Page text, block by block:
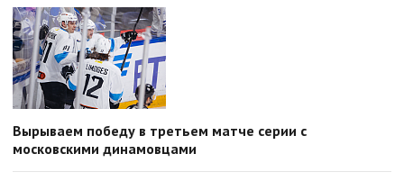
Вырываем победу в третьем матче серии с
московскими динамовцами